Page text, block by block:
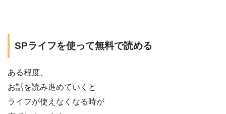
SPライフを使って無料で読める
ある程度、
お話を読み進めていくと
ライフが使えなくなる時が